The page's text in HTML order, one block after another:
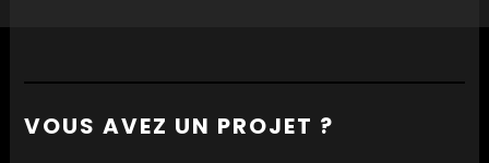
SIGNALÉTIQUES EXTERIEUR
VOUS AVEZ UN PROJET ?